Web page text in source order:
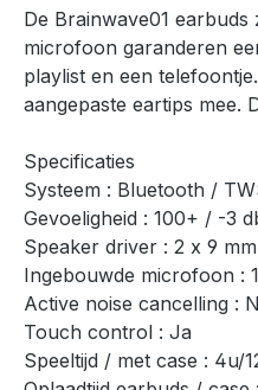
De Brainwave01
microfoon garanderen
playlist en een
aangepaste eartips mee.
Specificaties
Systeem : Bluetooth /
Gevoeligheid : 100+ / -3
Speaker driver : 2 x 9
Ingebouwde microfoon :
Active noise cancelling :
Touch control : Ja
Speeltijd / met case : 4u/